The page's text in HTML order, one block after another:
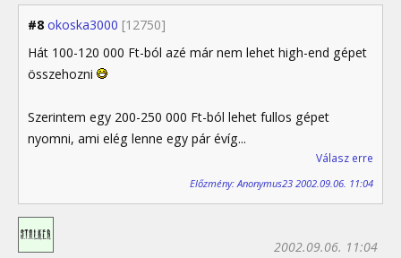
#8 okoska3000 [12750]
Hát 100-120 000 Ft-ból azé már nem lehet high-end gépet
összehozni
Szerintem egy 200-250 000 Ft-ból lehet fullos gépet
nyomni, ami elég lenne egy pár évíg...
Válasz erre
Előzmény: Anonymus23 2002.09.06. 11:04
2002.09.06. 11:04